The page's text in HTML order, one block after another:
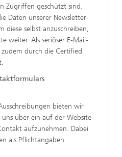
Zugriffen geschützt sind.
Daten unserer Newsletter-
diese selbst anzuschreiben,
weiter. Als seriöser E-Mail-
durch die Certified
bieten wir
über ein auf der Website
aufzunehmen. Dabei
als Pflichtangaben